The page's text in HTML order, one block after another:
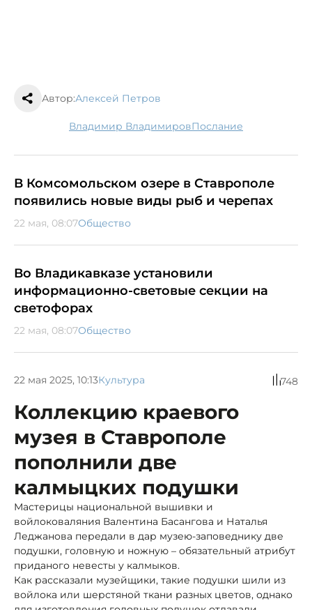
Автор:Алексей Петров
Владимир Владимиров послание
В Комсомольском озере в Ставрополе
появились новые виды рыб и черепах
22 мая, 08:07Общество
Во Владикавказе установили
информационно-световые секции на
светофорах
22 мая, 08:07Общество
22 мая 2025, 10:13Культура 748
Коллекцию краевого
музея в Ставрополе
пополнили две
калмыцких подушки
Мастерицы национальной вышивки и
войлоковаляния Валентина Басангова и Наталья
Леджанова передали в дар музею-заповеднику две
подушки, головную и ножную – обязательный атрибут
приданого невесты у калмыков.
Как рассказали музейщики, такие подушки шили из
войлока или шерстяной ткани разных цветов, однако